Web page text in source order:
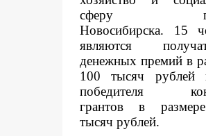
сферу
Новосибирска. 15
являются
денежных премий в
100 тысяч рублей
победителя
грантов в
тысяч рублей.